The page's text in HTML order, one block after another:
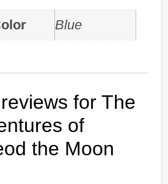
Blue
for The
of
the Moon